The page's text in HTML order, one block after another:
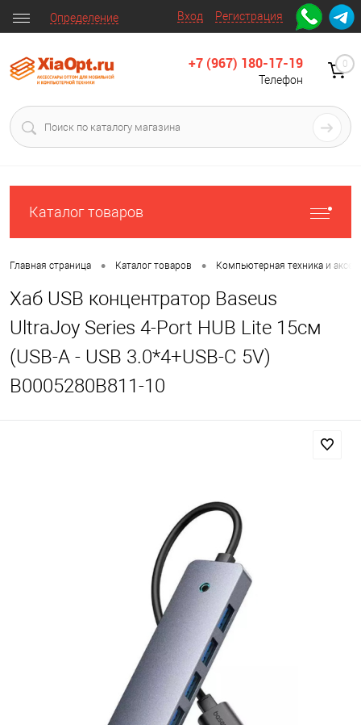
Вход Регистрация
Определение
+7 (967) 180-17-19
Телефон
0
Каталог товаров
Главная страница • Каталог товаров • Компьютерная техника и
Хаб USB концентратор Baseus
UltraJoy Series 4-Port HUB Lite 15см
(USB-A - USB 3.0*4+USB-C 5V)
B0005280B811-10